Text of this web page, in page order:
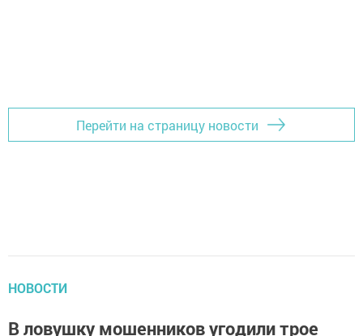
Перейти на страницу новости
НОВОСТИ
В ловушку мошенников угодили трое